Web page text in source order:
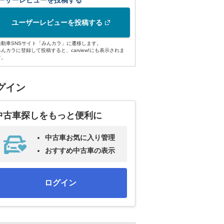
ユーザーレビューを投稿する
車SNSサイト「みんカラ」に遷移します。
んカラに登録して投稿すると、carview!にも表示されま
イン
古車探しをもっと便利に
中古車お気に入り管理
おすすめ中古車の表示
ログイン